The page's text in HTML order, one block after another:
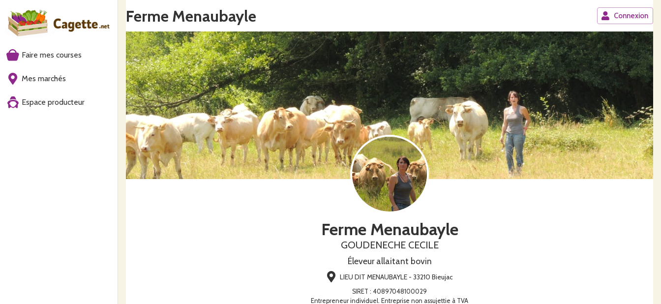
Faire mes courses
Mes marchés
Espace producteur
Ferme Menaubayle Connexion
Ferme Menaubayle
GOUDENECHE CECILE
Éleveur allaitant bovin
LIEU DIT MENAUBAYLE - 33210 Bieujac
SIRET : 40897048100029
Entrepreneur individuel. Entreprise non assujettie à TVA